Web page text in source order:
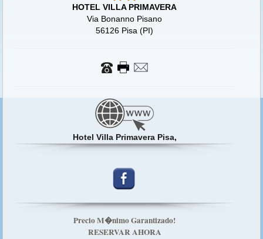
HOTEL VILLA PRIMAVERA
Via Bonanno Pisano
56126 Pisa (PI)
Hotel Villa Primavera Pisa,
Precio M�nimo Garantizado!
RESERVAR AHORA